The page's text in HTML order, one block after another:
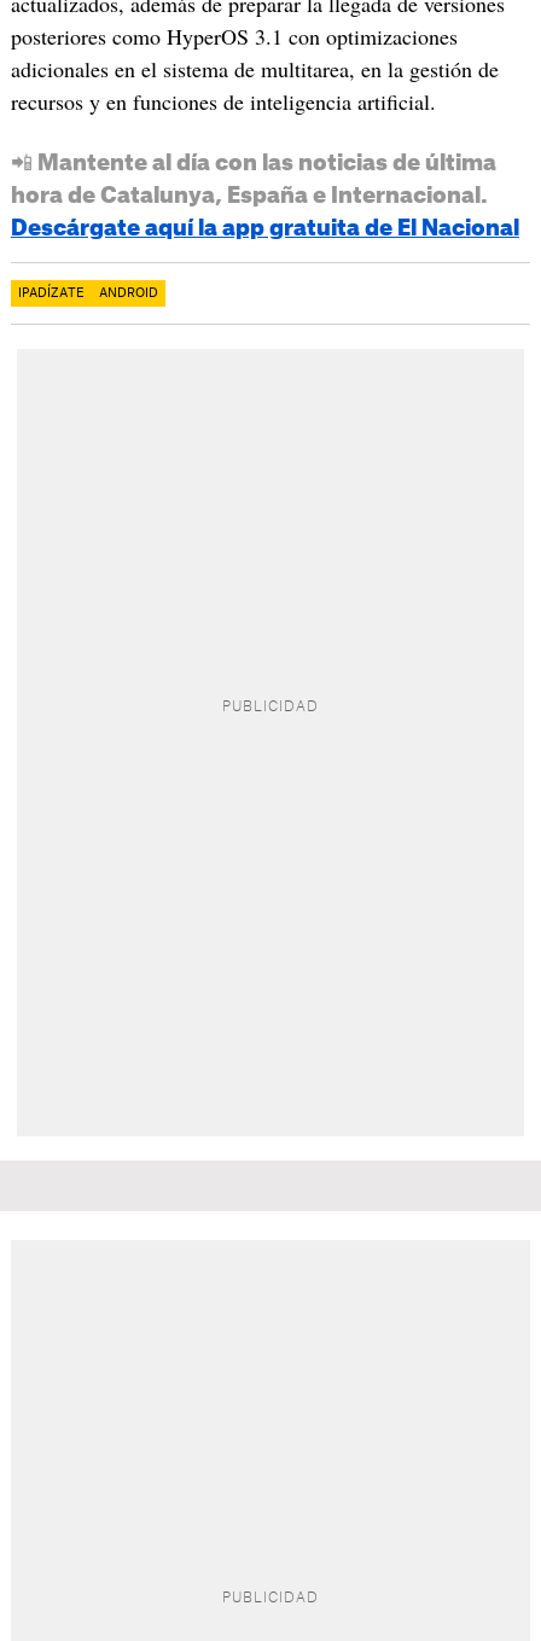
posteriores como HyperOS 3.1 con optimizaciones
adicionales en el sistema de multitarea, en la gestión de
recursos y en funciones de inteligencia artificial.
📲 Mantente al día con las noticias de última
hora de Catalunya, España e Internacional.
Descárgate aquí la app gratuita de El Nacional
IPADÍZATE ANDROID